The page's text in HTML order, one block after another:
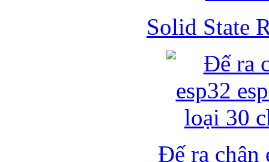
Solid State
Đế ra chân